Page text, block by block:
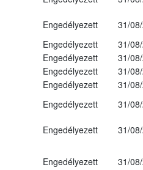
Engedélyezett
31/
Engedélyezett
31/
Engedélyezett
31/
Engedélyezett
31/
Engedélyezett
31/
Engedélyezett
31/
Engedélyezett
31/
Engedélyezett 31/